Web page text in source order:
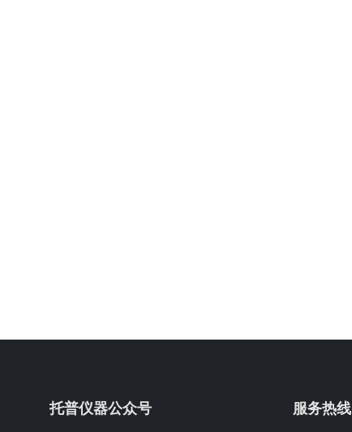
托普仪器公众号 服务热线